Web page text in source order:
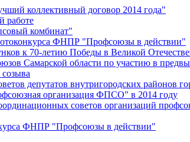
коллективный договор 2014 года"
работе
комбинат"
ФНПР "Профсоюзы в действии"
к 70-летию Победы в Великой
Самарской области по участию в
депутатов внутригородских районов
организация ФПСО" в 2014 году
советов организаций
ФНПР "Профсоюзы в действии"